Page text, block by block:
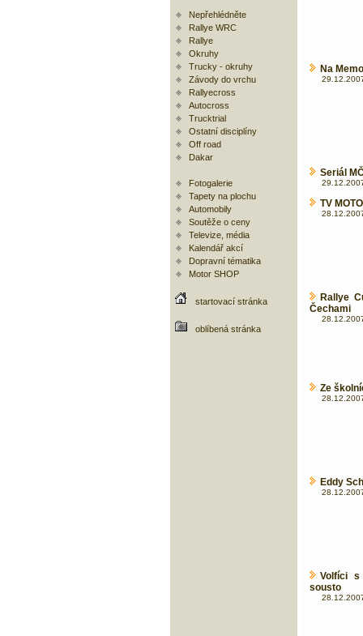
Nepřehlédněte
Rallye WRC
Rallye
Okruhy
Trucky - okruhy
Závody do vrchu
Rallyecross
Autocross
Trucktrial
Ostatní disciplíny
Off road
Dakar
Fotogalerie
Tapety na plochu
Automobily
Soutěže o ceny
Televize, média
Kalendář akcí
Dopravní tématika
Motor SHOP
startovací stránka
oblíbená stránka
Na
Seriál
TV
Rallye
Čechami
Ze
Eddy
Volfíci
sousto